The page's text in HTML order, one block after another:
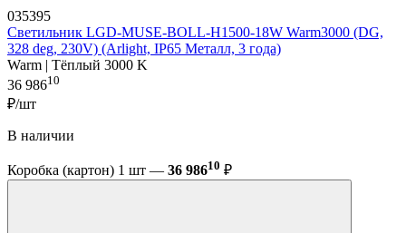
035395
Светильник LGD-MUSE-BOLL-H1500-18W Warm3000 (DG,
328 deg, 230V) (Arlight, IP65 Металл, 3 года)
Warm | Тёплый 3000 K
36 98610
₽/шт
В наличии
Коробка (картон) 1 шт — 36 98610 ₽